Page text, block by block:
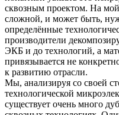
сквозным проектом. На мой
сложной, и может быть,
определённые
производители
ЭКБ и до технологий, а
привязывается не
к развитию отрасли.
Мы, анализируя со своей
технологической
существует очень много